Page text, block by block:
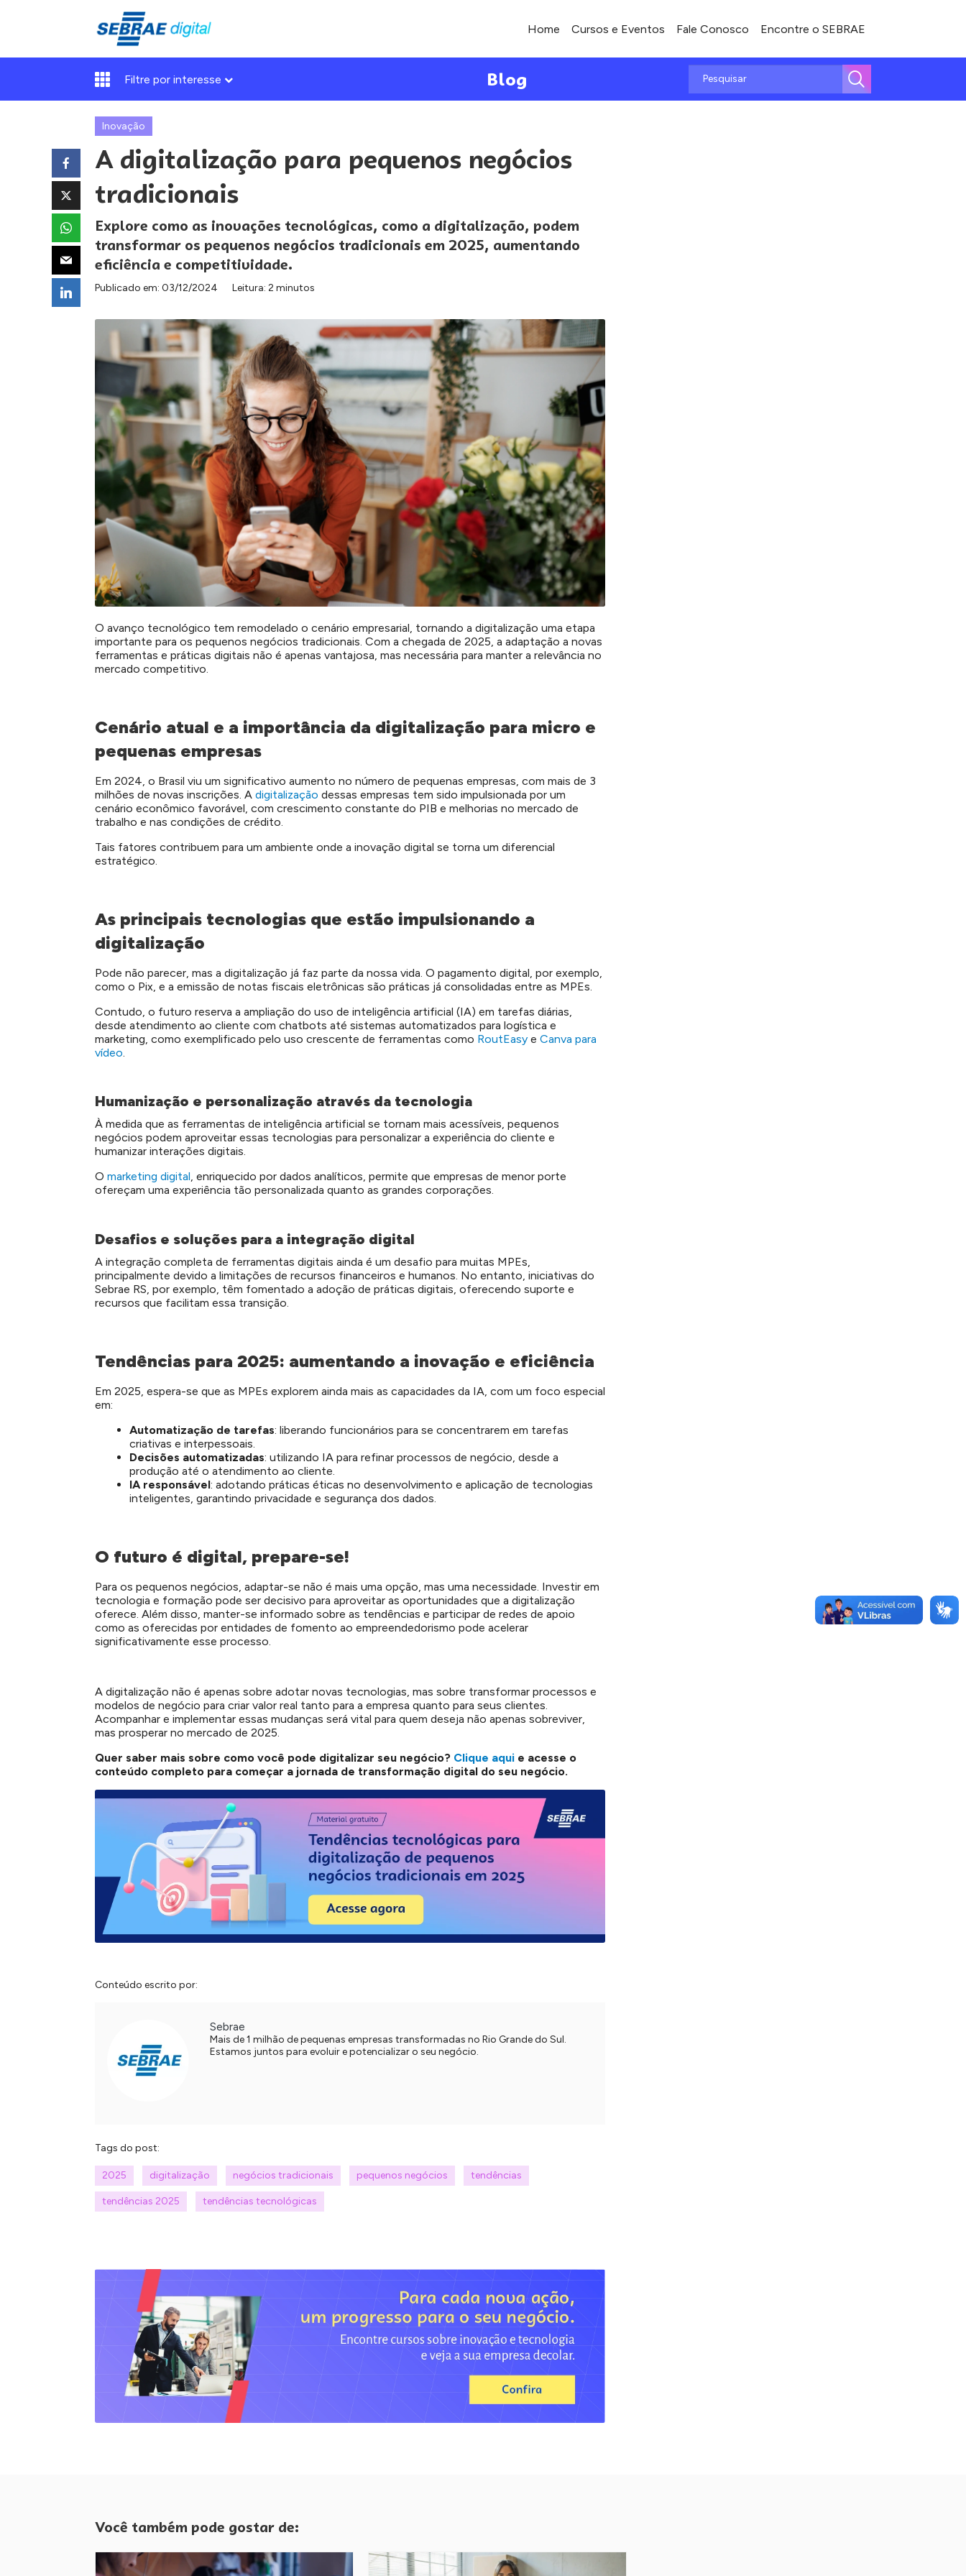
Home Cursos e Eventos Fale Conosco Encontre o SEBRAE
Filtre por interesse Blog
Inovação
A digitalização para pequenos negócios
tradicionais
Explore como as inovações tecnológicas, como a digitalização, podem
transformar os pequenos negócios tradicionais em 2025, aumentando
eficiência e competitividade.
Publicado em: 03/12/2024 Leitura: 2 minutos
O avanço tecnológico tem remodelado o cenário empresarial, tornando a digitalização uma etapa
importante para os pequenos negócios tradicionais. Com a chegada de 2025, a adaptação a novas
ferramentas e práticas digitais não é apenas vantajosa, mas necessária para manter a relevância no
mercado competitivo.
Cenário atual e a importância da digitalização para micro e
pequenas empresas
Em 2024, o Brasil viu um significativo aumento no número de pequenas empresas, com mais de 3
milhões de novas inscrições. A digitalização dessas empresas tem sido impulsionada por um
cenário econômico favorável, com crescimento constante do PIB e melhorias no mercado de
trabalho e nas condições de crédito.
Tais fatores contribuem para um ambiente onde a inovação digital se torna um diferencial
estratégico.
As principais tecnologias que estão impulsionando a
digitalização
Pode não parecer, mas a digitalização já faz parte da nossa vida. O pagamento digital, por exemplo,
como o Pix, e a emissão de notas fiscais eletrônicas são práticas já consolidadas entre as MPEs.
Contudo, o futuro reserva a ampliação do uso de inteligência artificial (IA) em tarefas diárias,
desde atendimento ao cliente com chatbots até sistemas automatizados para logística e
marketing, como exemplificado pelo uso crescente de ferramentas como RoutEasy e Canva para
vídeo
Humanização e personalização através da tecnologia
À medida que as ferramentas de inteligência artificial se tornam mais acessíveis, pequenos
negócios podem aproveitar essas tecnologias para personalizar a experiência do cliente e
humanizar interações digitais.
O marketing digital, enriquecido por dados analíticos, permite que empresas de menor porte
ofereçam uma experiência tão personalizada quanto as grandes corporações.
Desafios e soluções para a integração digital
A integração completa de ferramentas digitais ainda é um desafio para muitas MPEs,
principalmente devido a limitações de recursos financeiros e humanos. No entanto, iniciativas do
Sebrae RS, por exemplo, têm fomentado a adoção de práticas digitais, oferecendo suporte e
recursos que facilitam essa transição.
Tendências para 2025: aumentando a inovação e eficiência
Em 2025, espera-se que as MPEs explorem ainda mais as capacidades da IA, com um foco especial
em:
Automatização de tarefas: liberando funcionários para se concentrarem em tarefas
criativas e interpessoais.
Decisões automatizadas: utilizando IA para refinar processos de negócio, desde a
produção até o atendimento ao cliente.
IA responsável: adotando práticas éticas no desenvolvimento e aplicação de tecnologias
inteligentes, garantindo privacidade e segurança dos dados.
O futuro é digital, prepare-se!
Para os pequenos negócios, adaptar-se não é mais uma opção, mas uma necessidade. Investir em
tecnologia e formação pode ser decisivo para aproveitar as oportunidades que a digitalização
oferece. Além disso, manter-se informado sobre as tendências e participar de redes de apoio
como as oferecidas por entidades de fomento ao empreendedorismo pode acelerar
significativamente esse processo.
A digitalização não é apenas sobre adotar novas tecnologias, mas sobre transformar processos e
modelos de negócio para criar valor real tanto para a empresa quanto para seus clientes.
Acompanhar e implementar essas mudanças será vital para quem deseja não apenas sobreviver,
mas prosperar no mercado de 2025.
Quer saber mais sobre como você pode digitalizar seu negócio? Clique aqui e acesse o
conteúdo completo para começar a jornada de transformação digital do seu negócio.
Conteúdo escrito por:
Sebrae
Mais de 1 milhão de pequenas empresas transformadas no Rio Grande do Sul.
Estamos juntos para evoluir e potencializar o seu negócio.
Tags do post:
2025 digitalização negócios tradicionais pequenos negócios tendências
tendências 2025 tendências tecnológicas
Você também pode gostar de: